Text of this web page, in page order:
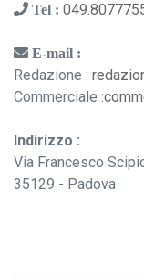
Tel :
E-mail :
Redazione :
Commerciale :
Indirizzo :
Via Francesco
35129 - Padova